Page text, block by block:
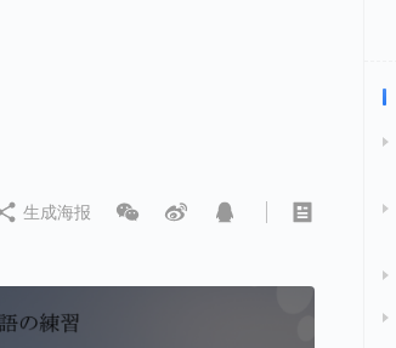
生成海报